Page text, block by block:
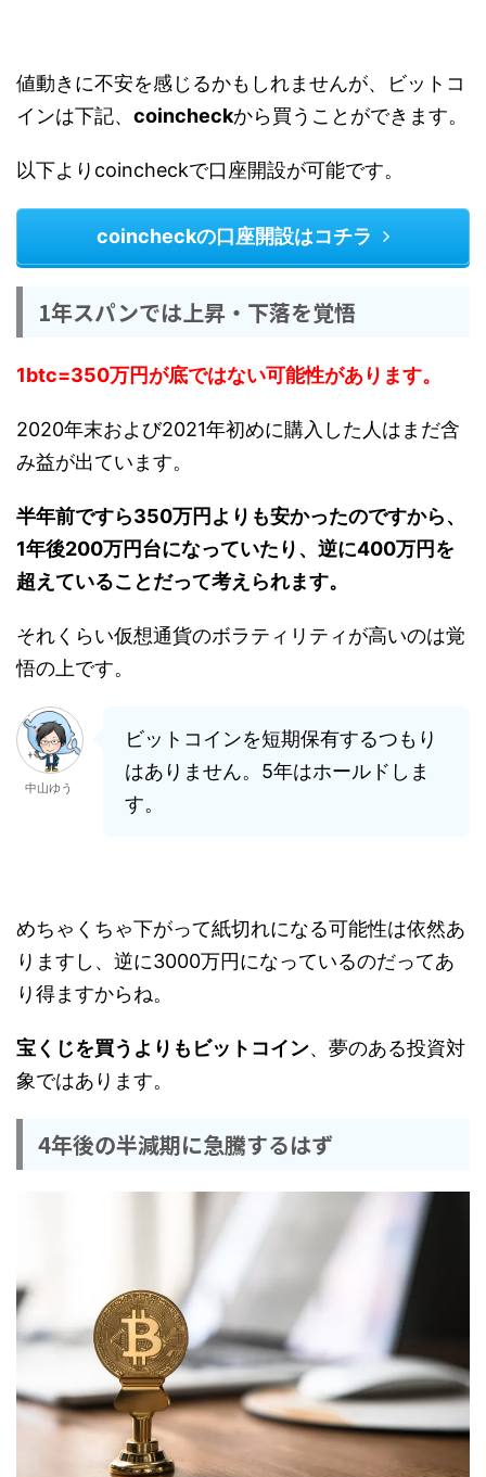
値動きに不安を感じるかもしれませんが、ビットコ
インは下記、 coincheckから買うことができます。
以下よりcoincheckで口座開設が可能です。
coincheckの口座開設はコチラ
1年スパンでは上昇・下落を覚悟
1btc=350万円が底ではない可能性があります。
2020年末および2021年初めに購入した人はまだ含
み益が出ています。
半年前ですら350万円よりも安かったのですから、
1年後200万円台になっていたり、逆に400万円を
超えていることだって考えられます。
それくらい仮想通貨のボラティリティが高いのは覚
悟の上です。
中山ゆう
ビットコインを短期保有するつもり
はありません。5年はホールドしま
す。
めちゃくちゃ下がって紙切れになる可能性は依然あ
りますし、逆に3000万円になっているのだってあ
り得ますからね。
宝くじを買うよりもビットコイン、夢のある投資対
象ではあります。
4年後の半減期に急騰するはず